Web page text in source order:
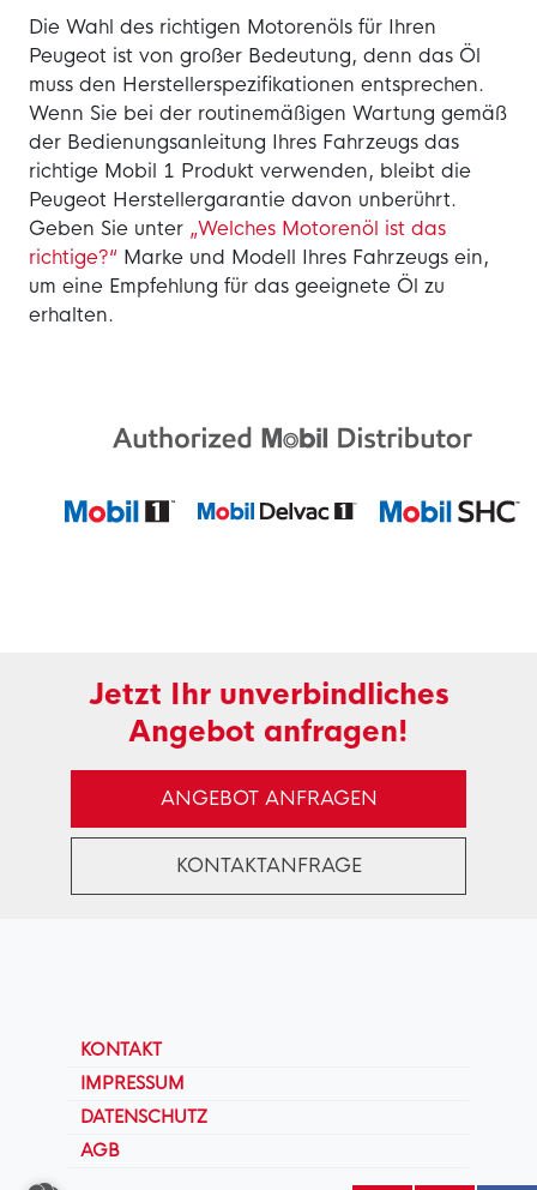
Die Wahl des richtigen Motorenöls für Ihren
Peugeot ist von großer Bedeutung, denn das Öl
muss den Herstellerspezifikationen entsprechen.
Wenn Sie bei der routinemäßigen Wartung gemäß
der Bedienungsanleitung Ihres Fahrzeugs das
richtige Mobil 1 Produkt verwenden, bleibt die
Peugeot Herstellergarantie davon unberührt.
Geben Sie unter „Welches Motorenöl ist das
richtige?“ Marke und Modell Ihres Fahrzeugs ein,
um eine Empfehlung für das geeignete Öl zu
erhalten.
Jetzt Ihr unverbindliches
Angebot anfragen!
ANGEBOT ANFRAGEN
KONTAKTANFRAGE
KONTAKT
IMPRESSUM
DATENSCHUTZ
AGB